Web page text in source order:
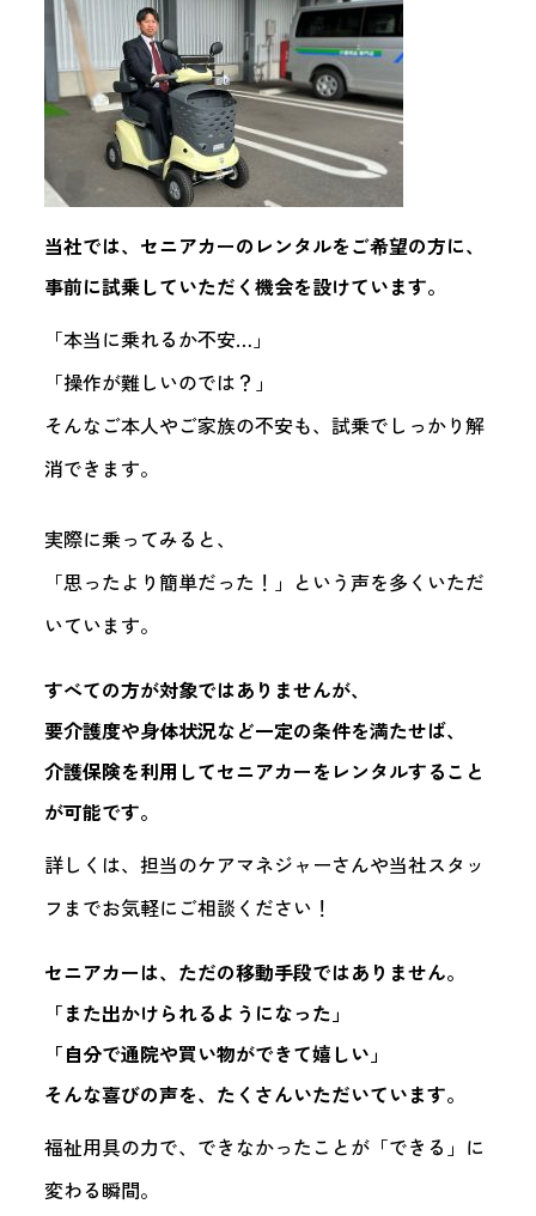
当社では、セニアカーのレンタルをご希望の方に、
事前に試乗していただく機会を設けています。
「本当に乗れるか不安…」
「操作が難しいのでは？」
そんなご本人やご家族の不安も、試乗でしっかり解
消できます。
実際に乗ってみると、
「思ったより簡単だった！」という声を多くいただ
いています。
すべての方が対象ではありませんが、
要介護度や身体状況など一定の条件を満たせば、
介護保険を利用してセニアカーをレンタルすること
が可能です。
詳しくは、担当のケアマネジャーさんや当社スタッ
フまでお気軽にご相談ください！
セニアカーは、ただの移動手段ではありません。
「また出かけられるようになった」
「自分で通院や買い物ができて嬉しい」
そんな喜びの声を、たくさんいただいています。
福祉用具の力で、できなかったことが「できる」に
変わる瞬間。